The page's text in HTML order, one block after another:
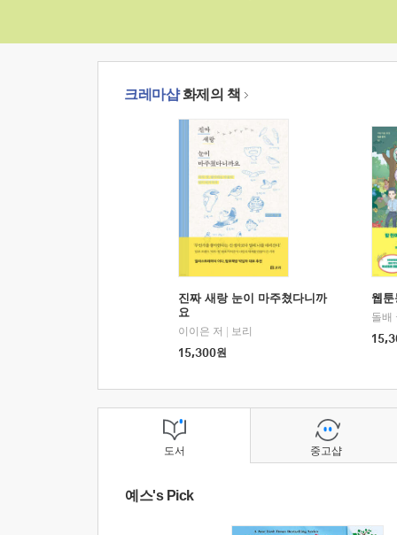
크레마샵화제의 책
진짜 새랑 눈이 마주쳤다니까
요
이이은 저
보리
15,300원
웹
돌배
도서
예스's Pick
중고샵